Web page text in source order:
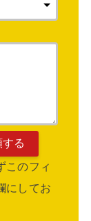
このフィ
にしてお